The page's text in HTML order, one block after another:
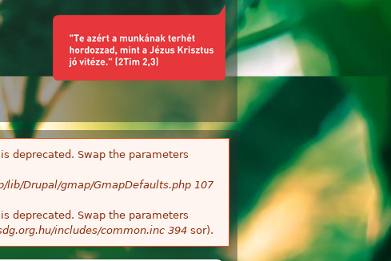
deprecated. Swap the parameters
lib/Drupal/gmap/GmapDefaults.php 107
deprecated. Swap the parameters
includes/common.inc 394 sor).